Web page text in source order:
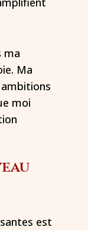
ma
Ma
moi
est